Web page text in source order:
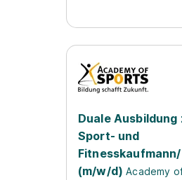
Duale Ausbildung
Sport- und
(m/w/d) Academy